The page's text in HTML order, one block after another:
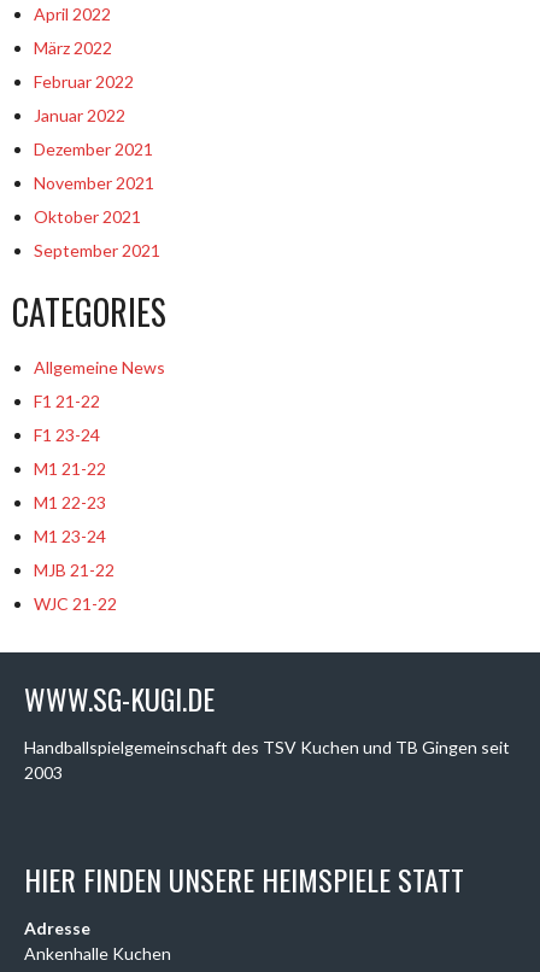
April 2022
März 2022
Februar 2022
Januar 2022
Dezember 2021
November 2021
Oktober 2021
September 2021
CATEGORIES
Allgemeine News
F1 21-22
F1 23-24
M1 21-22
M1 22-23
M1 23-24
MJB 21-22
WJC 21-22
WWW.SG-KUGI.DE
Handballspielgemeinschaft des TSV Kuchen und TB Gingen seit
2003
HIER FINDEN UNSERE HEIMSPIELE STATT
Adresse
Ankenhalle Kuchen